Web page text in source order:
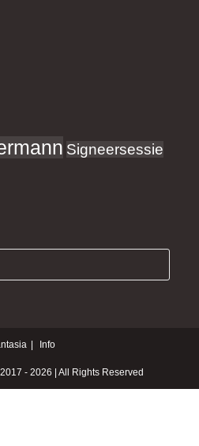
Signeersessie
Info
- 2026 | All Rights Reserved